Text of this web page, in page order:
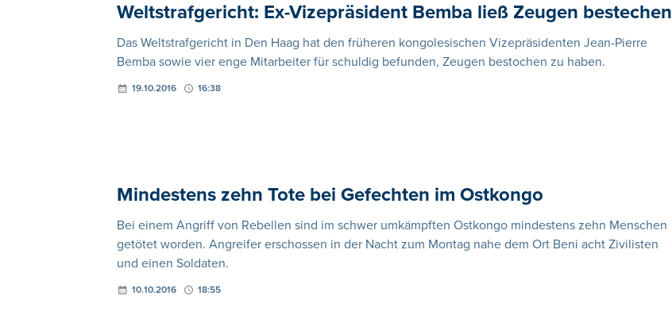
Weltstrafgericht: Ex-Vizepräsident Bemba ließ Zeugen bestechen
Das Weltstrafgericht in Den Haag hat den früheren kongolesischen Vizepräsidenten Jean-Pierre
Bemba sowie vier enge Mitarbeiter für schuldig befunden, Zeugen bestochen zu haben.
19.10.2016 16:38
Mindestens zehn Tote bei Gefechten im Ostkongo
Bei einem Angriff von Rebellen sind im schwer umkämpften Ostkongo mindestens zehn Menschen
getötet worden. Angreifer erschossen in der Nacht zum Montag nahe dem Ort Beni acht Zivilisten
und einen Soldaten.
10.10.2016 18:55